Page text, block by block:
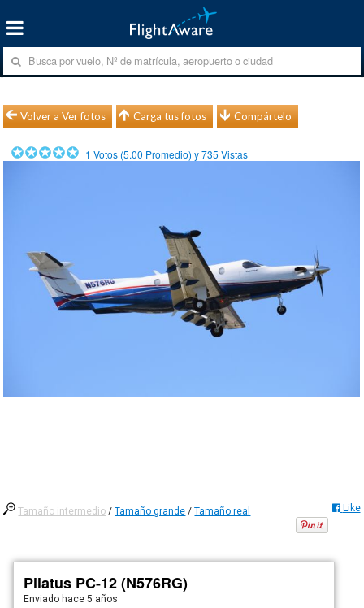
Volver a Ver fotos Carga tus fotos Compártelo
1 Votos (5.00 Promedio) y735 Vistas
Tamaño intermedio /Tamaño grande /Tamaño real Like
Pilatus PC-12 (N576RG)
Enviado hace 5 años